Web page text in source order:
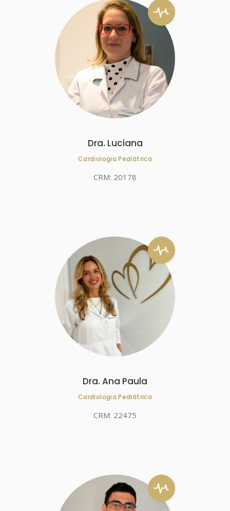
Dra. Luciana
Cardiologia Pediátrica
CRM: 20178
Dra. Ana Paula
Cardiologia Pediátrica
CRM: 22475